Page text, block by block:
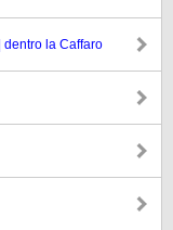
dentro la Caffaro